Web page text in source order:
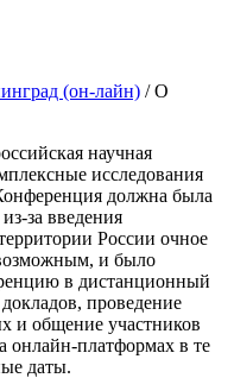
(он-лайн) /О
научная
исследования
должна была
за введения
России очное
и было
в дистанционный
проведение
и общение участников
онлайн-платформах в те
даты.